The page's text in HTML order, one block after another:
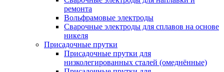
ремонта
Вольфрамовые электроды
Сварочные электроды для сплавов на основе
никеля
Присадочные прутки
Присадочные прутки для
низколегированных сталей (омеднённые)